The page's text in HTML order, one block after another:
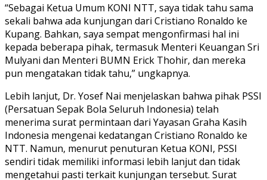
“Sebagai Ketua Umum KONI NTT, saya tidak tahu sama
sekali bahwa ada kunjungan dari Cristiano Ronaldo ke
Kupang. Bahkan, saya sempat mengonfirmasi hal ini
kepada beberapa pihak, termasuk Menteri Keuangan Sri
Mulyani dan Menteri BUMN Erick Thohir, dan mereka
pun mengatakan tidak tahu,” ungkapnya.
Lebih lanjut, Dr. Yosef Nai menjelaskan bahwa pihak PSSI
(Persatuan Sepak Bola Seluruh Indonesia) telah
menerima surat permintaan dari Yayasan Graha Kasih
Indonesia mengenai kedatangan Cristiano Ronaldo ke
NTT. Namun, menurut penuturan Ketua KONI, PSSI
sendiri tidak memiliki informasi lebih lanjut dan tidak
mengetahui pasti terkait kunjungan tersebut. Surat